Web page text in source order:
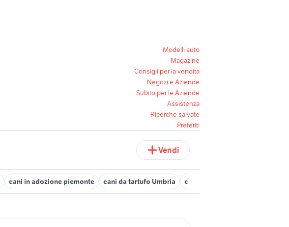
Modelli auto
Magazine
Consigli per la vendita
Negozi e Aziende
Subito per le Aziende
Assistenza
Ricerche salvate
Preferiti
Vendi
cani in adozione piemonte cani da tartufo Umbria cani da adottare brescia